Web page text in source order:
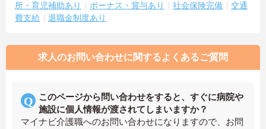
所・育児補助あり
ボーナス・賞与あり 社会保険完備
交通
費支給
退職金制度あり
求人のお問い合わせに関するよくあるご質問
このページから問い合わせをすると、すぐに病院や
施設に個人情報が渡されてしまいますか？
マイナビ介護職へのお問い合わせになりますので、お問